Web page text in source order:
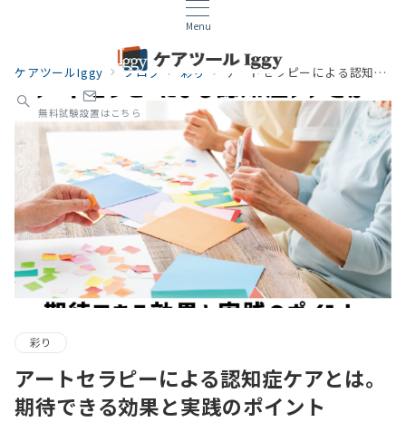
Menu
無料試験設置はこちら
ケアツールIggy ブログ 彩り アートセラピーによる認知症ケアとは。期待できる効果と実践のポイント
彩り
アートセラピーによる認知症ケアとは。
期待できる効果と実践のポイント